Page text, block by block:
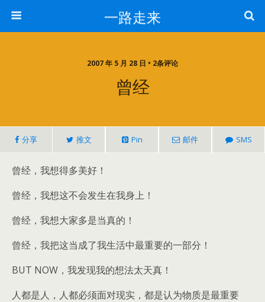
一路走来
2007 年 5 月 28 日 • 2条评论
曾经
分享 推文 Pin 邮件 SMS
曾经，我想得多美好！
曾经，我想这不会发生在我身上！
曾经，我想大家多是当真的！
曾经，我把这当成了我生活中最重要的一部分！
BUT NOW，我发现我的想法太天真！
人都是人，人都必须面对现实，都是认为物质是最重要